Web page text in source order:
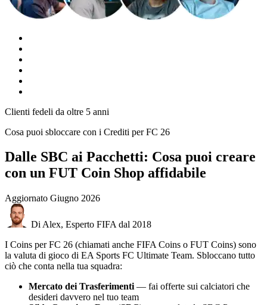
Clienti fedeli da oltre 5 anni
Cosa puoi sbloccare con i Crediti per FC 26
Dalle SBC ai Pacchetti: Cosa puoi creare
con un FUT Coin Shop affidabile
Aggiornato Giugno 2026
Di Alex, Esperto FIFA dal 2018
I Coins per FC 26 (chiamati anche FIFA Coins o FUT Coins) sono
la valuta di gioco di EA Sports FC Ultimate Team. Sbloccano tutto
ciò che conta nella tua squadra:
Mercato dei Trasferimenti — fai offerte sui calciatori che
desideri davvero nel tuo team